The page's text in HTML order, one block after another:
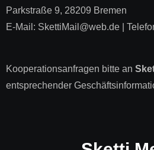
Parkstraße 9, 28209 Bremen
E-Mail: SkettiMail@web.de |
Kooperationsanfragen bitte an
entsprechender